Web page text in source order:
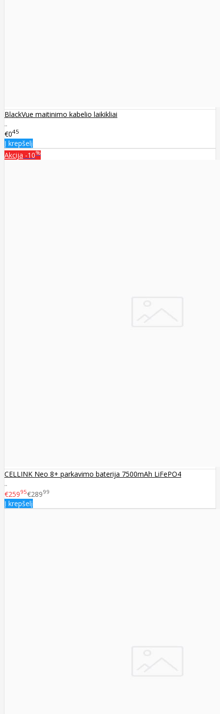
BlackVue maitinimo kabelio laikikliai
..
€045
Į krepšelį
Akcija -10%
CELLINK Neo 8+ parkavimo baterija 7500mAh LiFePO4
..
€25995€28999
Į krepšelį